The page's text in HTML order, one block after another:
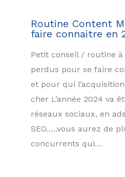
Routine Content
faire connaitre en
Petit conseil / routine
perdus pour se faire
et pour qui
cher L’année 2024 va
réseaux sociaux, en
SEO…..vous aurez de
concurrents qui…